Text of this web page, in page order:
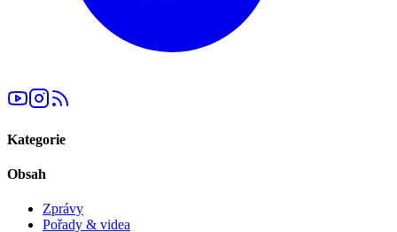
Kategorie
Obsah
Zprávy
Pořady & videa